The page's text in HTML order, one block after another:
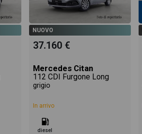
NUOVO
37.160 €
Mercedes Citan
112 CDI Furgone Long
grigio
In arrivo
diesel